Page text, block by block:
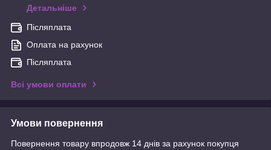
Детальніше
Післяплата
Оплата на рахунок
Післяплата
Всі умови оплати
Умови повернення
Повернення товару впродовж 14 днів за рахунок покупця